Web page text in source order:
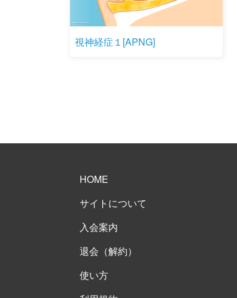
視神経症１[APNG]
HOME
サイトについて
入会案内
退会（解約）
使い方